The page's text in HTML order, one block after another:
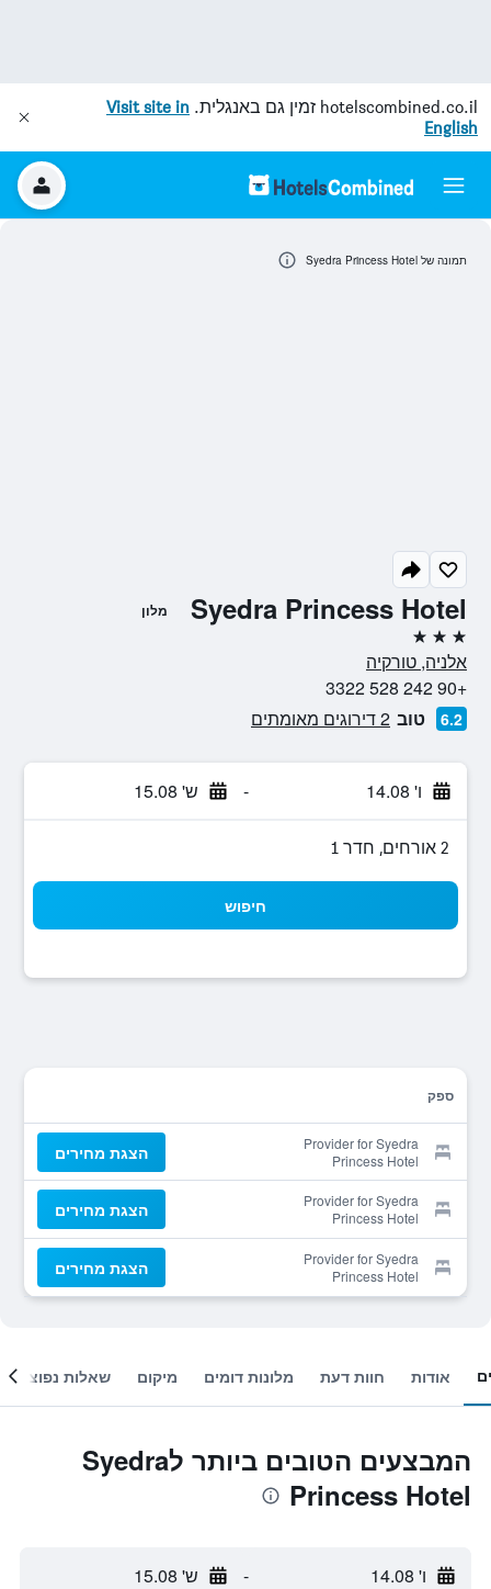
hotelscombined.co.il זמין גם באנגלית. Visit site in
English
Syedra Princess Hotel מלון
3 כוכבים
אלניה, טורקיה
+90 242 528 3322
6.2 טוב 2 דירוגים מאומתים
ו' 14.08 - ש' 15.08
2 אורחים, חדר 1
חיפוש
ספק
Provider for Syedra
Princess Hotel
הצגת מחירים
Provider for Syedra
Princess Hotel
הצגת מחירים
Provider for Syedra
Princess Hotel
הצגת מחירים
תמונה של Syedra Princess Hotel
אודות חוות דעת מלונות דומים מיקום שאלות נפוצות
המבצעים הטובים ביותר לSyedra
Princess Hotel
ו' 14.08 - ש' 15.08